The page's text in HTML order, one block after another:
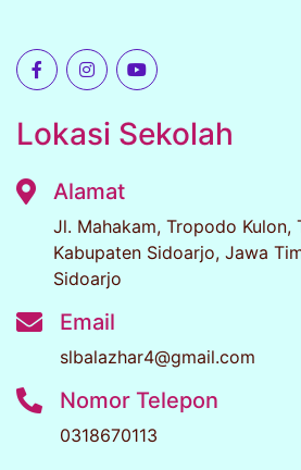
Lokasi Sekolah
Alamat
Jl. Mahakam, Tropodo Kulon,
Kabupaten Sidoarjo, Jawa
Sidoarjo
Email
slbalazhar4@gmail.com
Nomor Telepon
0318670113